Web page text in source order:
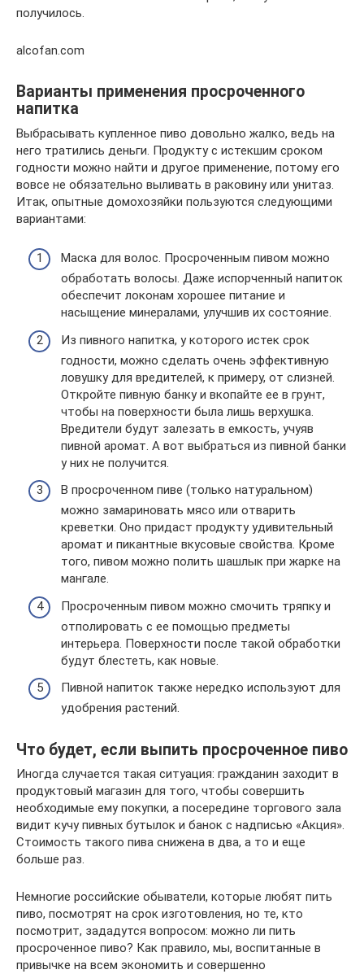
получилось.
alcofan.com
Варианты применения просроченного
напитка
Выбрасывать купленное пиво довольно жалко, ведь на
него тратились деньги. Продукту с истекшим сроком
годности можно найти и другое применение, потому его
вовсе не обязательно выливать в раковину или унитаз.
Итак, опытные домохозяйки пользуются следующими
вариантами:
Маска для волос. Просроченным пивом можно
обработать волосы. Даже испорченный напиток
обеспечит локонам хорошее питание и
насыщение минералами, улучшив их состояние.
Из пивного напитка, у которого истек срок
годности, можно сделать очень эффективную
ловушку для вредителей, к примеру, от слизней.
Откройте пивную банку и вкопайте ее в грунт,
чтобы на поверхности была лишь верхушка.
Вредители будут залезать в емкость, учуяв
пивной аромат. А вот выбраться из пивной банки
у них не получится.
В просроченном пиве (только натуральном)
можно замариновать мясо или отварить
креветки. Оно придаст продукту удивительный
аромат и пикантные вкусовые свойства. Кроме
того, пивом можно полить шашлык при жарке на
мангале.
Просроченным пивом можно смочить тряпку и
отполировать с ее помощью предметы
интерьера. Поверхности после такой обработки
будут блестеть, как новые.
Пивной напиток также нередко используют для
удобрения растений.
Что будет, если выпить просроченное пиво
Иногда случается такая ситуация: гражданин заходит в
продуктовый магазин для того, чтобы совершить
необходимые ему покупки, а посередине торгового зала
видит кучу пивных бутылок и банок с надписью «Акция».
Стоимость такого пива снижена в два, а то и еще
больше раз.
Немногие российские обыватели, которые любят пить
пиво, посмотрят на срок изготовления, но те, кто
посмотрит, зададутся вопросом: можно ли пить
просроченное пиво? Как правило, мы, воспитанные в
привычке на всем экономить и совершенно